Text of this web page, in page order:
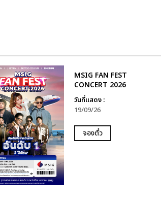
MSIG FAN FEST
CONCERT 2026
วันที่แสดง :
19/09/26
จองตั๋ว